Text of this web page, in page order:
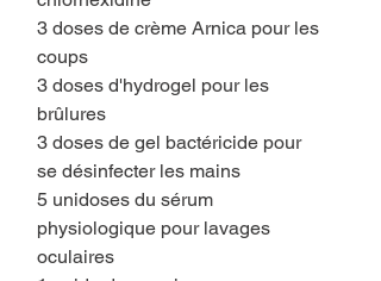
3 doses de crème Arnica pour les
coups
3 doses d'hydrogel pour les
brûlures
3 doses de gel bactéricide pour
se désinfecter les mains
5 unidoses du sérum
physiologique pour lavages
oculaires